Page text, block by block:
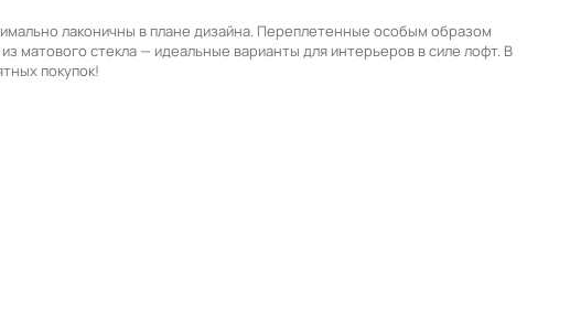
лаконичны в плане дизайна. Переплетенные особым образом
матового стекла — идеальные варианты для интерьеров в силе лофт. В
покупок!